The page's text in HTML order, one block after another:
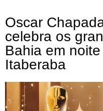
Oscar
celebra os
Bahia em
Itaberaba